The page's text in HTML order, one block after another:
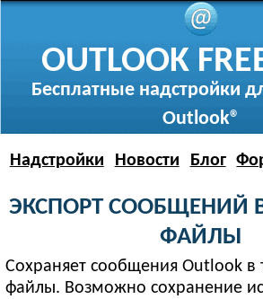
OUTLOOK
Бесплатные надстройки
Outlook®
Надстройки Новости Блог
ЭКСПОРТ СООБЩЕНИЙ
ФАЙЛЫ
Сохраняет сообщения Outlook в
файлы. Возможно сохранение